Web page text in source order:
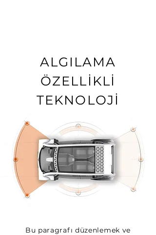
ALGILAMA
ÖZELLİKLİ
TEKNOLOJİ
Bu paragrafı düzenlemek ve